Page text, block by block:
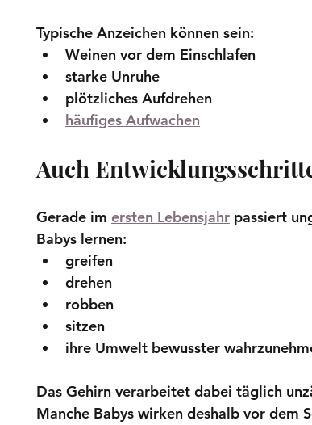
Typische Anzeichen können sein:
Weinen vor dem Einschlafen
starke Unruhe
plötzliches Aufdrehen
häufiges Aufwachen
Auch
Gerade im ersten Lebensjahr passiert
Babys lernen:
greifen
drehen
robben
sitzen
ihre Umwelt bewusster
Das Gehirn verarbeitet dabei täglich
Manche Babys wirken deshalb vor dem